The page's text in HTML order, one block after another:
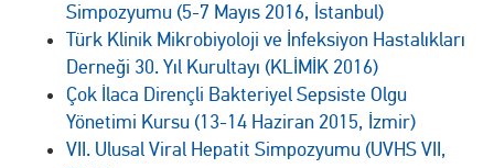
Simpozyumu (5-7 Mayıs 2016, İstanbul)
Türk Klinik Mikrobiyoloji ve İnfeksiyon Hastalıkları
Derneği 30. Yıl Kurultayı (KLİMİK 2016)
Çok İlaca Dirençli Bakteriyel Sepsiste Olgu
Yönetimi Kursu (13-14 Haziran 2015, İzmir)
VII. Ulusal Viral Hepatit Simpozyumu (UVHS VII,